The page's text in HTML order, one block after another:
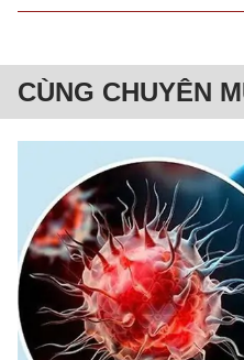
CÙNG CHUYÊN